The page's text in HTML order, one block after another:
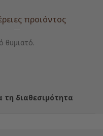
προιόντος
θυμιατό.
τη διαθεσιμότητα